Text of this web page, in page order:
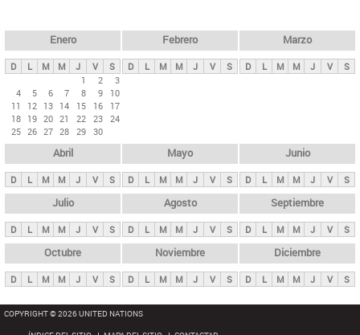
ds
p
n
i
p
a
l
s
Enero
D L M M J V
S
1
2
3
4
5 6 7 8 9
10
11
12 13 14 15 16
17
18 19 20 21 22 23 24
25 26 27 28 29 30
Febrero
D L M M J V S
Marzo
D L M M J V S
Abril
D L M M J V S
Mayo
D L M M J V S
Junio
D L M M J V S
Julio
D L M M J V S
Agosto
D L M M J V S
Septiembre
D L M M J V S
Octubre
D L M M J V S
Noviembre
D L M M J V S
Diciembre
D L M M J V S
COPYRIGHT © 2026 UNITED NATIONS